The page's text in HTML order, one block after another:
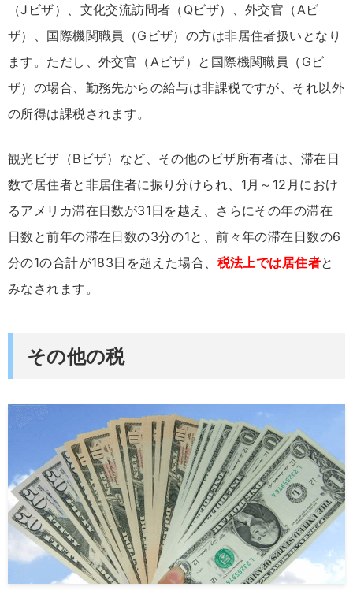
（Jビザ）、文化交流訪問者（Qビザ）、外交官（Aビ
ザ）、国際機関職員（Gビザ）の方は非居住者扱いとなり
ます。ただし、外交官（Aビザ）と国際機関職員（Gビ
ザ）の場合、勤務先からの給与は非課税ですが、それ以外
の所得は課税されます。
観光ビザ（Bビザ）など、その他のビザ所有者は、滞在日
数で居住者と非居住者に振り分けられ、1月～12月におけ
るアメリカ滞在日数が31日を越え、さらにその年の滞在
日数と前年の滞在日数の3分の1と、前々年の滞在日数の6
分の1の合計が183日を超えた場合、 税法上では居住者と
みなされます。
その他の税